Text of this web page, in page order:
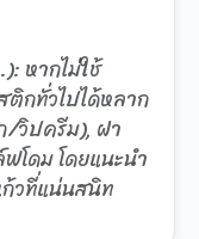
หากไม่ใช้
กทั่วไปได้หลาก
/วิปครีม), ฝา
โดม โดยแนะนำ
วที่แน่นสนิท